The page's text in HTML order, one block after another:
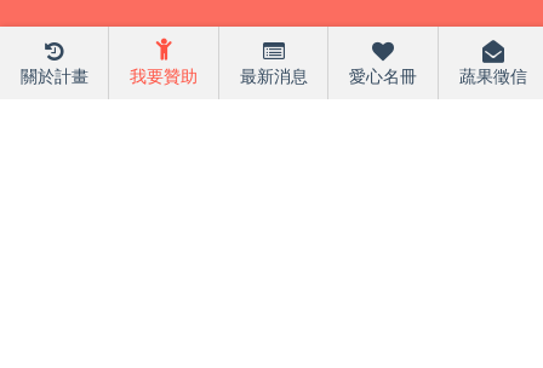
關於計畫 我要贊助 最新消息 愛心名冊 蔬果徵信